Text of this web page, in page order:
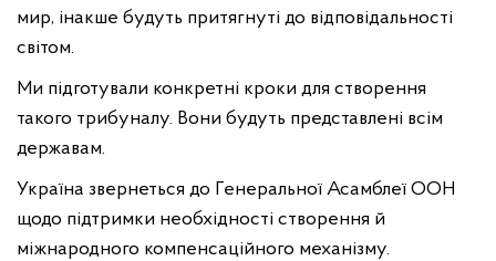
мир, інакше будуть притягнуті до відповідальності
світом.
Ми підготували конкретні кроки для створення
такого трибуналу. Вони будуть представлені всім
державам.
Україна звернеться до Генеральної Асамблеї ООН
щодо підтримки необхідності створення й
міжнародного компенсаційного механізму.